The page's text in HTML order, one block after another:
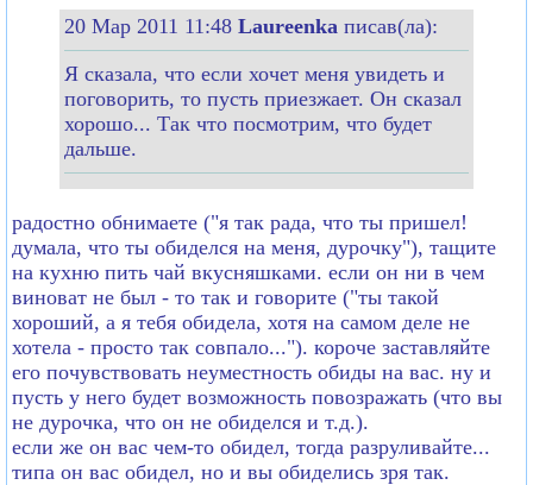
20 Мар 2011 11:48 Laureenka писав(ла):
Я сказала, что если хочет меня увидеть и
поговорить, то пусть приезжает. Он сказал
хорошо... Так что посмотрим, что будет
дальше.
радостно обнимаете ("я так рада, что ты пришел!
думала, что ты обиделся на меня, дурочку"), тащите
на кухню пить чай вкусняшками. если он ни в чем
виноват не был - то так и говорите ("ты такой
хороший, а я тебя обидела, хотя на самом деле не
хотела - просто так совпало..."). короче заставляйте
его почувствовать неуместность обиды на вас. ну и
пусть у него будет возможность повозражать (что вы
не дурочка, что он не обиделся и т.д.).
если же он вас чем-то обидел, тогда разруливайте...
типа он вас обидел, но и вы обиделись зря так.